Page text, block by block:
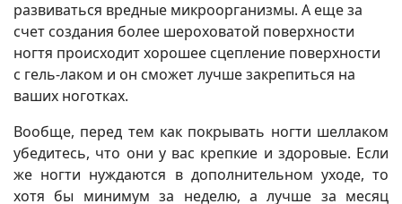
развиваться вредные микроорганизмы. А еще за
счет создания более шероховатой поверхности
ногтя происходит хорошее сцепление поверхности
с гель-лаком и он сможет лучше закрепиться на
ваших ноготках.
Вообще, перед тем как покрывать ногти шеллаком
убедитесь, что они у вас крепкие и здоровые. Если
же ногти нуждаются в дополнительном уходе, то
хотя бы минимум за неделю, а лучше за месяц